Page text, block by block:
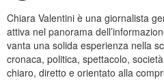
Chiara Valentini è una giornalista
attiva nel panorama
vanta una solida esperienza nella
cronaca, politica, spettacolo,
chiaro, diretto e orientato alla